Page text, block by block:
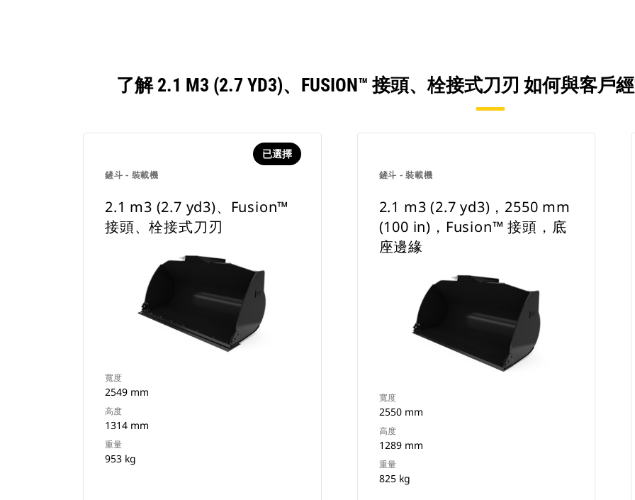
了解 2.1 M3 (2.7 YD3)、FUSION™ 接頭、栓接式刀刃 如何與客戶
鏟斗 - 裝載機
已選擇
2.1 m3 (2.7 yd3)、Fusion™
接頭、栓接式刀刃
寬度
2549 mm
高度
1314 mm
重量
953 kg
鏟斗 - 裝載機
2.1 m3 (2.7 yd3)，2550 mm
(100 in)，Fusion™ 接頭，底
座邊緣
寬度
2550 mm
高度
1289 mm
重量
825 kg